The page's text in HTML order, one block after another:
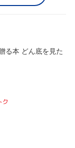
る本 どん底を見た
ク